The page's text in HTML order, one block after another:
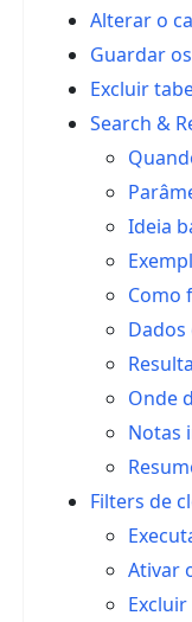
Alterar o
Guardar
Excluir
Search &
Ideia
Como
Dados
Onde
Notas
Filters de
Ativar